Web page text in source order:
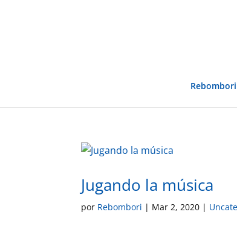
Jugando la música
por Rebombori | Mar 2, 2020 |